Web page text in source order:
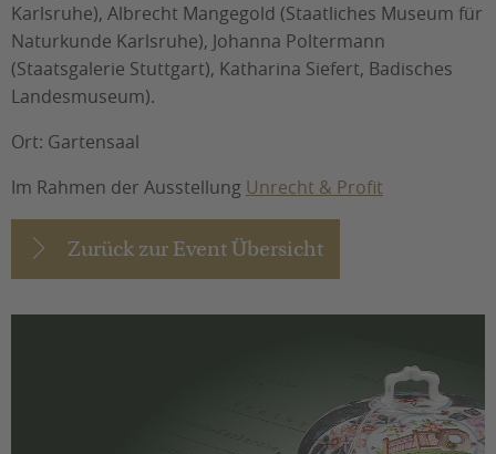
Karlsruhe), Albrecht Mangegold (Staatliches Museum für
Naturkunde Karlsruhe), Johanna Poltermann
(Staatsgalerie Stuttgart), Katharina Siefert, Badisches
Landesmuseum).
Ort: Gartensaal
Im Rahmen der Ausstellung Unrecht & Profit
Zurück zur Event Übersicht